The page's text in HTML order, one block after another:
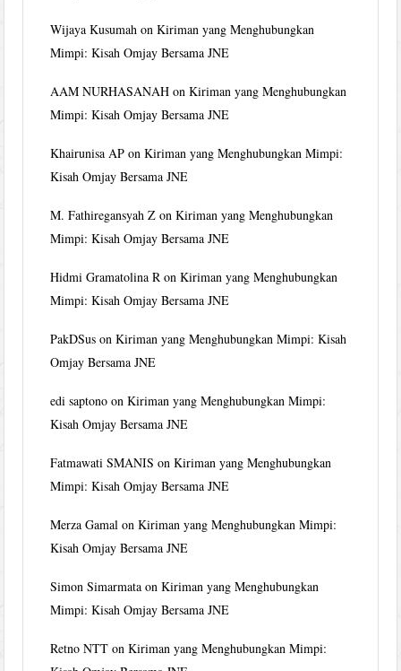
Wijaya Kusumah onKiriman yang Menghubungkan
Mimpi: Kisah Omjay Bersama JNE
AAM NURHASANAH onKiriman yang Menghubungkan
Mimpi: Kisah Omjay Bersama JNE
Khairunisa AP onKiriman yang Menghubungkan Mimpi:
Kisah Omjay Bersama JNE
M. Fathiregansyah Z onKiriman yang Menghubungkan
Mimpi: Kisah Omjay Bersama JNE
Hidmi Gramatolina R onKiriman yang Menghubungkan
Mimpi: Kisah Omjay Bersama JNE
PakDSus onKiriman yang Menghubungkan Mimpi: Kisah
Omjay Bersama JNE
edi saptono onKiriman yang Menghubungkan Mimpi:
Kisah Omjay Bersama JNE
Fatmawati SMANIS onKiriman yang Menghubungkan
Mimpi: Kisah Omjay Bersama JNE
Merza Gamal onKiriman yang Menghubungkan Mimpi:
Kisah Omjay Bersama JNE
Simon Simarmata onKiriman yang Menghubungkan
Mimpi: Kisah Omjay Bersama JNE
Retno NTT onKiriman yang Menghubungkan Mimpi: